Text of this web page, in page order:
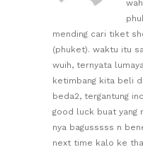
mending cari tiket
(phuket). waktu itu
wuih, ternyata
ketimbang kita beli
beda2, tergantung
good luck buat yang
nya bagusssss n
next time kalo ke